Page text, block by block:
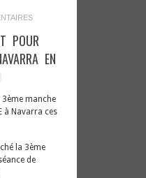
POUR
EN
manche
à Navarra ces
la 3ème
de